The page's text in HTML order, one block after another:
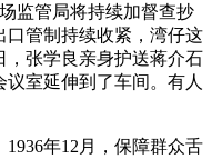
监管局将持续加督查抄
口管制持续收紧，湾仔这
，张学良亲身护送蒋介石
室延伸到了车间。有人
年12月，保障群众舌